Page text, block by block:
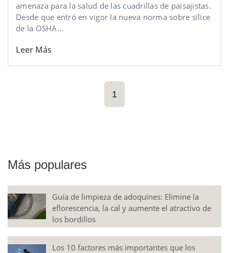
amenaza para la salud de las cuadrillas de paisajistas.
Desde que entró en vigor la nueva norma sobre sílice
de la OSHA...
Leer Más
1
Más populares
Guía de limpieza de adoquines: Elimine la
eflorescencia, la cal y aumente el atractivo de
los bordillos
Los 10 factores más importantes que los